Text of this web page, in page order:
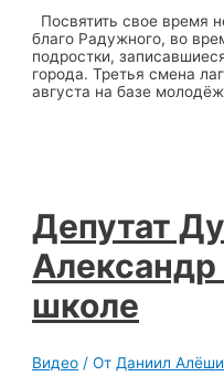
Посвятить свое время
благо Радужного, во
подростки,
города. Третья смена
августа на базе
Депутат
Александр
школе
Видео / От Даниил